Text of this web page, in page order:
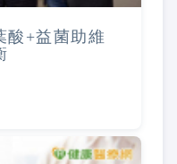
酸+益菌助維